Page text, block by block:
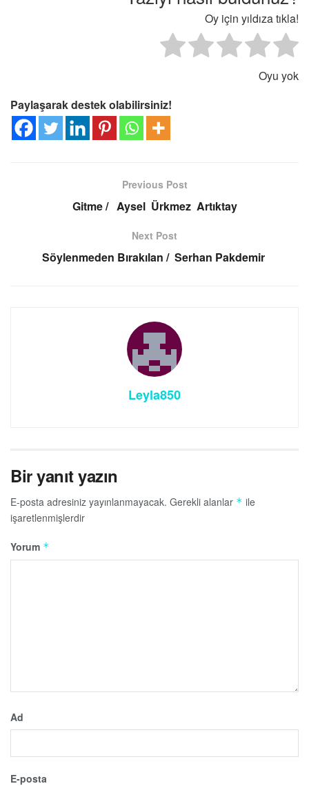
Oy için yıldıza tıkla!
Oyu yok
Paylaşarak destek olabilirsiniz!
Previous Post
Gitme / Aysel Ürkmez Artıktay
Next Post
Söylenmeden Bırakılan / Serhan Pakdemir
Leyla850
Bir yanıt yazın
E-posta adresiniz yayınlanmayacak. Gerekli alanlar * ile
işaretlenmişlerdir
Yorum *
Ad
E-posta